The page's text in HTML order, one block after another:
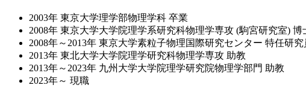
2003年 東京大学理学部物理学科 卒業
2008年 東京大学大学院理学系研究科物理学専攻 (駒宮研究室)
2008年～2013年 東京大学素粒子物理国際研究センター 特任研究
2013年 東北大学大学院理学研究科物理学専攻 助教
2013年～2023年 九州大学大学院理学研究院物理学部門 助教
2023年～ 現職